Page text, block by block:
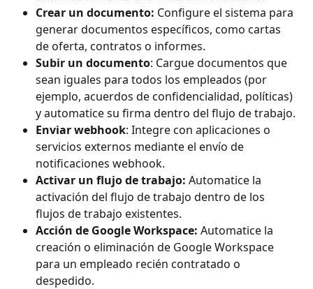
Crear un documento: Configure el sistema para
generar documentos específicos, como cartas
de oferta, contratos o informes.
Subir un documento: Cargue documentos que
sean iguales para todos los empleados (por
ejemplo, acuerdos de confidencialidad, políticas)
y automatice su firma dentro del flujo de trabajo.
Enviar webhook: Integre con aplicaciones o
servicios externos mediante el envío de
notificaciones webhook.
Activar un flujo de trabajo: Automatice la
activación del flujo de trabajo dentro de los
flujos de trabajo existentes.
Acción de Google Workspace: Automatice la
creación o eliminación de Google Workspace
para un empleado recién contratado o
despedido.